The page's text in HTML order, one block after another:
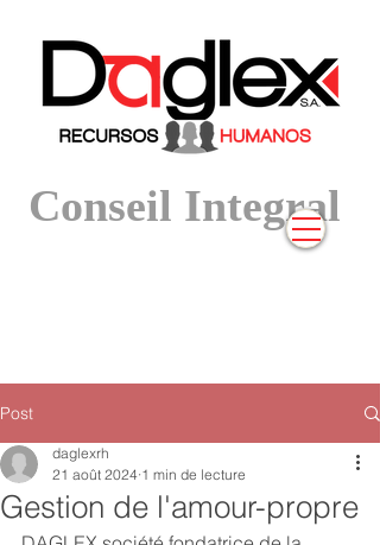
Conseil Integral
Post
Gestion de l'amour-propre
daglexrh
21 août 2024 1 min de lecture